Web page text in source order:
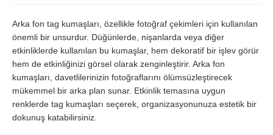
Arka fon tag kumaşları, özellikle fotoğraf çekimleri için kullanılan
önemli bir unsurdur. Düğünlerde, nişanlarda veya diğer
etkinliklerde kullanılan bu kumaşlar, hem dekoratif bir işlev görür
hem de etkinliğinizi görsel olarak zenginleştirir. Arka fon
kumaşları, davetlilerinizin fotoğraflarını ölümsüzleştirecek
mükemmel bir arka plan sunar. Etkinlik temasına uygun
renklerde tag kumaşları seçerek, organizasyonunuza estetik bir
dokunuş katabilirsiniz.